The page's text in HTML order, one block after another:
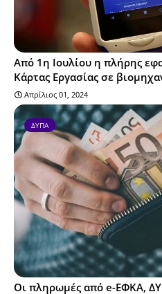
Από 1η Ιουλίου η πλήρης
Κάρτας Εργασίας σε
Απρίλιος 01, 2024
ΔΥΠΑ
Οι πληρωμές από e-ΕΦΚΑ,